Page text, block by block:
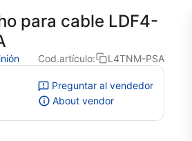
para cable LDF4-
Cod.artículo: L4TNM-PSA
Preguntar al vendedor
About vendor